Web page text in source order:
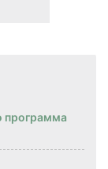
программа